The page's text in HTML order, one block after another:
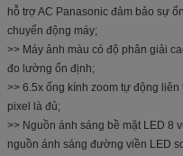
hỗ trợ AC Panasonic đảm bảo sự
chuyển động máy;
>> Máy ảnh màu có độ phân giải
đo lường ổn định;
>> 6.5x ống kính zoom tự động
pixel là đủ;
>> Nguồn ánh sáng bề mặt LED 8
nguồn ánh sáng đường viền LED